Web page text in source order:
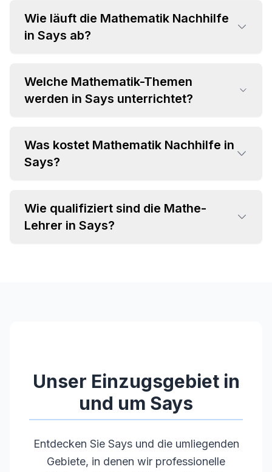
Wie läuft die Mathematik Nachhilfe
in Says ab?
Welche Mathematik-Themen
werden in Says unterrichtet?
• Grundrechenarten und Bruchrechnung
•
Analysis und Differentialrechnung
Was kostet Mathematik Nachhilfe in
Says?
• Einzelstunden ab CHF 35 pro Stunde
• Attraktive Paketpreise verfügbar
Wie qualifiziert sind die Mathe-
Lehrer in Says?
Unser Einzugsgebiet in
und um Says
Entdecken Sie Saysund die umliegenden
Gebiete, in denen wir professionelle